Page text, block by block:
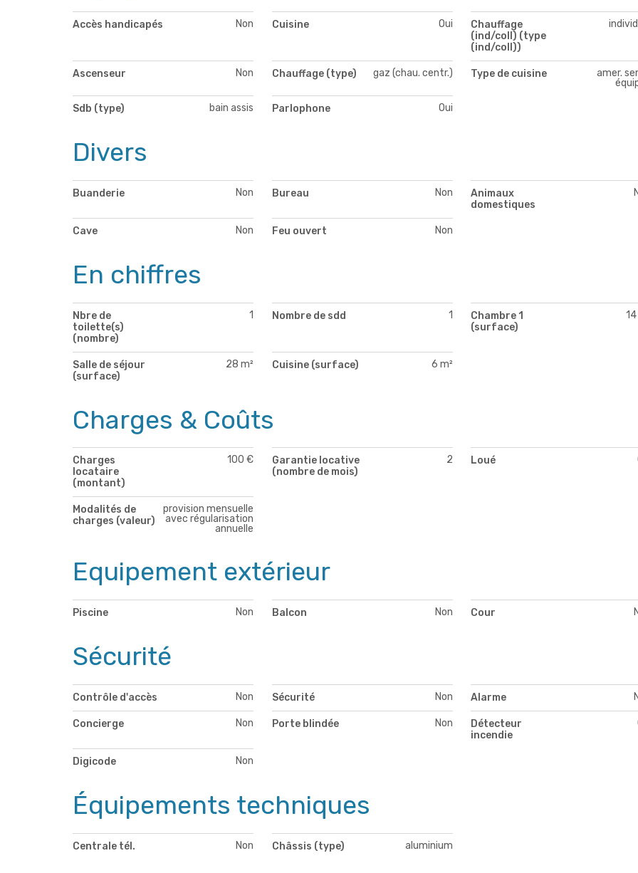
Accès handicapés Non Cuisine Oui
Chauffage
(ind/coll) (type
(ind/coll))
Ascenseur Non Chauffage (type) gaz (chau. centr.) Type de cuisine
amer.
Sdb (type) bain assis Parlophone Oui
Divers
Buanderie Non Bureau Non
Animaux
domestiques
Cave Non Feu ouvert Non
En chiffres
Nbre de
toilette(s)
(nombre)
1 Nombre de sdd 1
Chambre 1
(surface)
14
Salle de séjour
(surface)
28 m² Cuisine (surface) 6 m²
Charges & Coûts
Charges
locataire
(montant)
100 €
Garantie locative
(nombre de mois)
2 Loué
Modalités de
charges (valeur)
provision mensuelle
avec régularisation
annuelle
Equipement extérieur
Piscine Non Balcon Non Cour
Sécurité
Contrôle d'accès Non Sécurité Non Alarme
Concierge Non Porte blindée Non
Détecteur
incendie
Digicode Non
Équipements techniques
Centrale tél. Non Châssis (type) aluminium